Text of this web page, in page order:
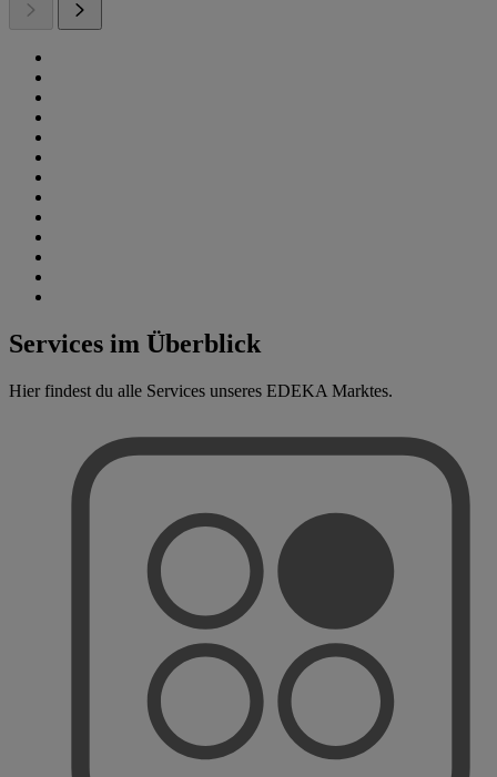
Services im Überblick
Hier findest du alle Services unseres EDEKA Marktes.